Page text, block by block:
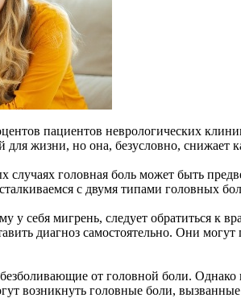
пациентов неврологических
для жизни, но она, безусловно, снижает
головная боль может быть
с двумя типами головных
у себя мигрень, следует обратиться к
диагноз самостоятельно. Они
от головной боли. Однако
возникнуть головные боли,